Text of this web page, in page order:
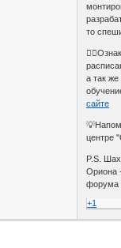
то
а так же
сайте
центре
P.S.
Ориона
форума
+1